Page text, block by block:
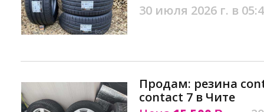
30 июля 2026 г. в
Продам: резина
contact 7 в Чите